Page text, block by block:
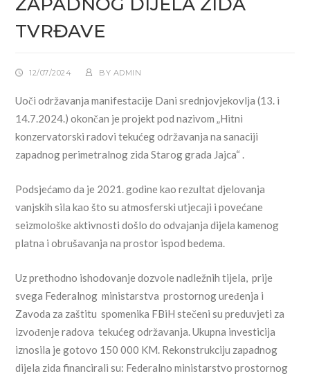
TVRĐAVE
12/07/2024 BY ADMIN
Uoči održavanja manifestacije Dani srednjovjekovlja (13. i
14.7.2024.) okončan je projekt pod nazivom „Hitni
konzervatorski radovi tekućeg održavanja na sanaciji
zapadnog perimetralnog zida Starog grada Jajca“ .
Podsjećamo da je 2021. godine kao rezultat djelovanja
vanjskih sila kao što su atmosferski utjecaji i povećane
seizmološke aktivnosti došlo do odvajanja dijela kamenog
platna i obrušavanja na prostor ispod bedema.
Uz prethodno ishodovanje dozvole nadležnih tijela, prije
svega Federalnog ministarstva prostornog uređenja i
Zavoda za zaštitu spomenika FBiH stečeni su preduvjeti za
izvođenje radova tekućeg održavanja. Ukupna investicija
iznosila je gotovo 150 000 KM. Rekonstrukciju zapadnog
dijela zida financirali su: Federalno ministarstvo prostornog